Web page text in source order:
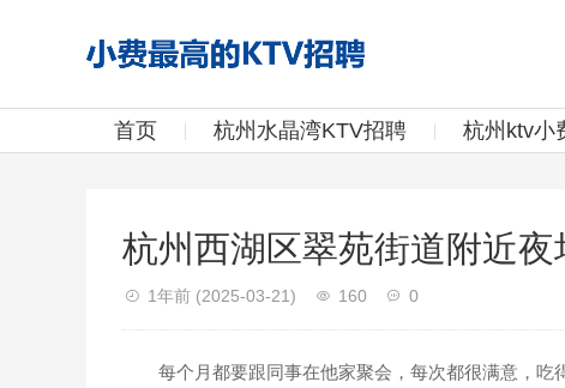
首页 杭州水晶湾KTV招聘 杭州ktv小
杭州西湖区翠苑街道附近
1年前 (2025-03-21) 160 0
每个月都要跟同事在他家聚会，每次都很满意，吃